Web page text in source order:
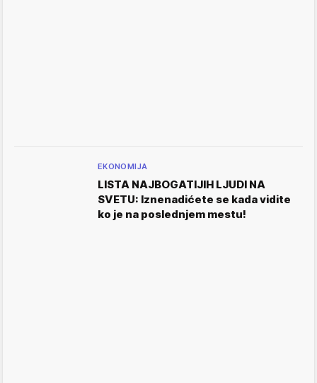
EKONOMIJA
LISTA NAJBOGATIJIH LJUDI NA
SVETU: Iznenadićete se kada vidite
ko je na poslednjem mestu!